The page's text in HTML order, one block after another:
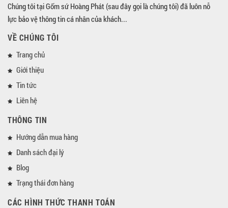
Chúng tôi tại Gốm sứ Hoàng Phát (sau đây gọi là chúng tôi) đã luôn nỗ
lực bảo vệ thông tin cá nhân của khách...
VỀ CHÚNG TÔI
Trang chủ
Giới thiệu
Tin tức
Liên hệ
THÔNG TIN
Hướng dẫn mua hàng
Danh sách đại lý
Blog
Trạng thái đơn hàng
CÁC HÌNH THỨC THANH TOÁN